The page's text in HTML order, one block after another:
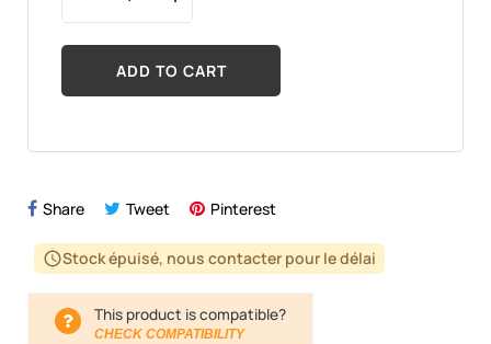
ADD TO CART
Share Tweet Pinterest
scheduleStock épuisé, nous contacter pour le délai
This product is compatible?
CHECK COMPATIBILITY